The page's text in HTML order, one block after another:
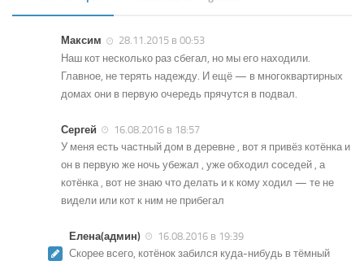
Максим
28.11.2015 в 00:53
Наш кот несколько раз сбегал, но мы его находили.
Главное, не терять надежду. И ещё — в многоквартирных
домах они в первую очередь прячутся в подвал.
Сергей
16.08.2016 в 18:57
У меня есть частный дом в деревне , вот я привёз котёнка и
он в первую же ночь убежал , уже обходил соседей , а
котёнка , вот не знаю что делать и к кому ходил — те не
видели или кот к ним не прибегал
Елена(админ)
16.08.2016 в 19:39
Скорее всего, котёнок забился куда-нибудь в тёмный